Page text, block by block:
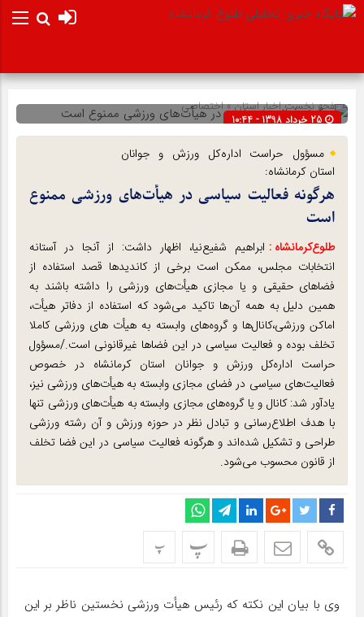
صفحه نخستاخبار استان»اختصاصی
25 خرداد 1398 - 10:44
شناسه : 75896
مسؤول حراست اداره‌کل ورزش و جوانان
استان کرمانشاه:
هرگونه فعالیت سیاسی در هیأت‌های ورزشی ممنوع
است
طلوع‌‌کرمانشاه : ابراهیم شفیع‌نیا، اظهار داشت: از آنجا در آستانه
انتخابات مجلس، ممکن است برخی از کاندیدها قصد استفاده از
فضاهای حقیقی و یا مجازی هیأت‌های ورزشی را داشته باشند به
همین دلیل به همه آن‌ها تاکید می‌شود که استفاده از دفاتر هیأت،
اماکن ورزشی،کانال‌ها و گروه‌های وابسته به هیأت های ورزشی کاملا
تخلف بوده و فعالیت سیاسی در این فضاها غیرقانونی است./مسؤول
حراست اداره‌کل ورزش و جوانان استان کرمانشاه در خصوص
فعالیت‌های سیاسی در فضای مجازی وابسته به هیأت‌های ورزشی نیز،
یادآور شد: کانال و یا گروه‌های مجازی وابسته به هیأت‌های ورزشی تنها
با هدف اطلاع‌رسانی و تبادل نظر در حوزه ورزش و آن رشته ورزشی
طراحی و تشکیل شده‌اند و هرگونه فعالیت سیاسی در این فضا تخلف
از قانون محسوب می‌شود.
پ پ
وی با بیان این نکته که رئیس هیأت ورزشی نخستین ناظر بر این